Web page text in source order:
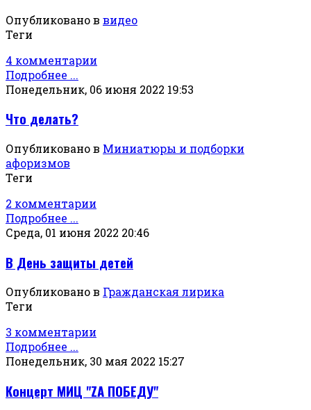
Опубликовано в видео
Теги
4 комментарии
Подробнее ...
Понедельник, 06 июня 2022 19:53
Что делать?
Опубликовано в Миниатюры и подборки
афоризмов
Теги
2 комментарии
Подробнее ...
Среда, 01 июня 2022 20:46
В День защиты детей
Опубликовано в Гражданская лирика
Теги
3 комментарии
Подробнее ...
Понедельник, 30 мая 2022 15:27
Концерт МИЦ "ZА ПОБЕДУ"